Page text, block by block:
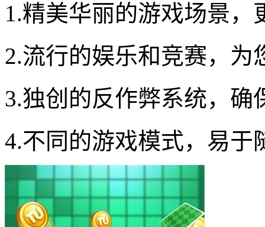
1.精美华丽的游戏场景
2.流行的娱乐和竞赛，
3.独创的反作弊系统，确
4.不同的游戏模式，易于